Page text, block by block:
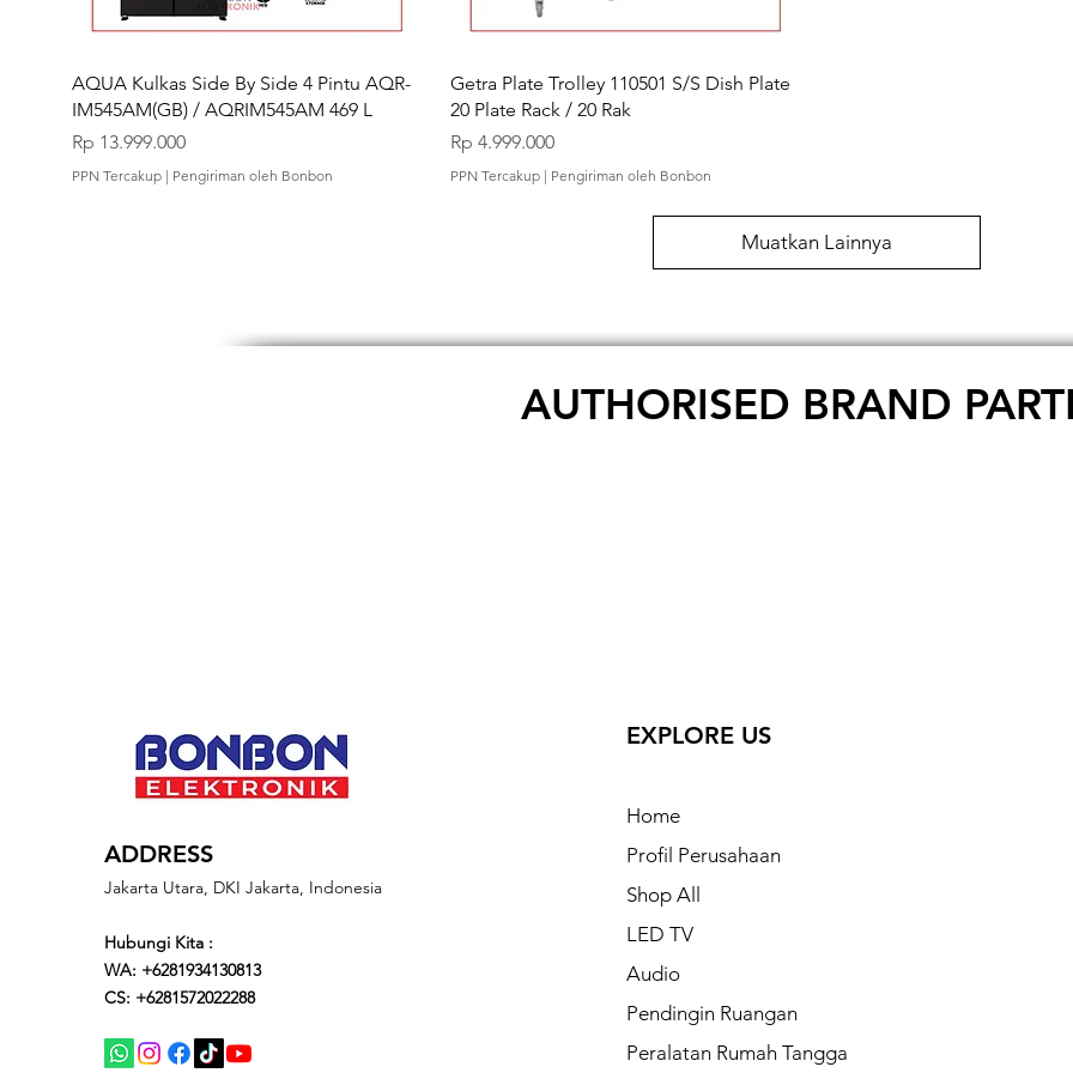
AQUA Kulkas Side By Side 4 Pintu AQR-
IM545AM(GB) / AQRIM545AM 469 L
Harga
Rp 13.999.000
PPN Tercakup | Pengiriman oleh Bonbon
Getra Plate Trolley 110501 S/S Dish Plate
20 Plate Rack / 20 Rak
Harga
Rp 4.999.000
PPN Tercakup | Pengiriman oleh Bonbon
Muatkan Lainnya
AUTHORISED BRAND
ADDRESS
Jakarta Utara, DKI Jakarta, Indonesia
Hubungi Kita :
WA: +6281934130813
CS: +6281572022288
EXPLORE US
Home
Profil Perusahaan
Shop All
LED TV
Audio
Pendingin Ruangan
Peralatan Rumah Tangga